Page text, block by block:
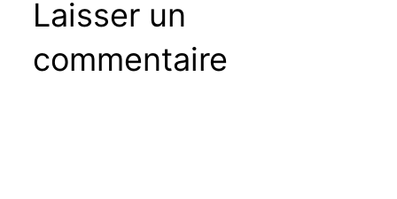
Laisser un
commentaire